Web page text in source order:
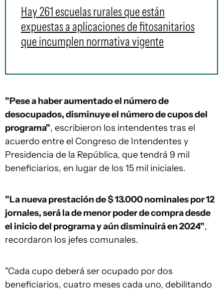
Hay 261 escuelas rurales que están
expuestas a aplicaciones de fitosanitarios
que incumplen normativa vigente
"Pese a haber aumentado el número de
desocupados, disminuye el número de cupos del
programa", escribieron los intendentes tras el
acuerdo entre el Congreso de Intendentes y
Presidencia de la República, que tendrá 9 mil
beneficiarios, en lugar de los 15 mil iniciales.
"La nueva prestación de $ 13.000 nominales por 12
jornales, será la de menor poder de compra desde
el inicio del programa y aún disminuirá en 2024",
recordaron los jefes comunales.
"Cada cupo deberá ser ocupado por dos
beneficiarios, cuatro meses cada uno, debilitando